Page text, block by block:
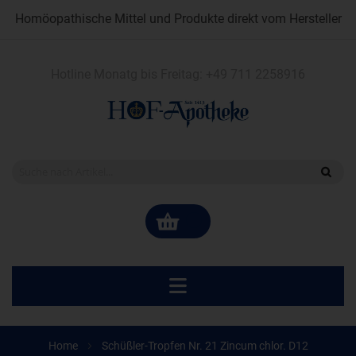
Homöopathische Mittel und Produkte direkt vom Hersteller
Home Schüßler-Tropfen Nr. 21 Zincum chlor. D12